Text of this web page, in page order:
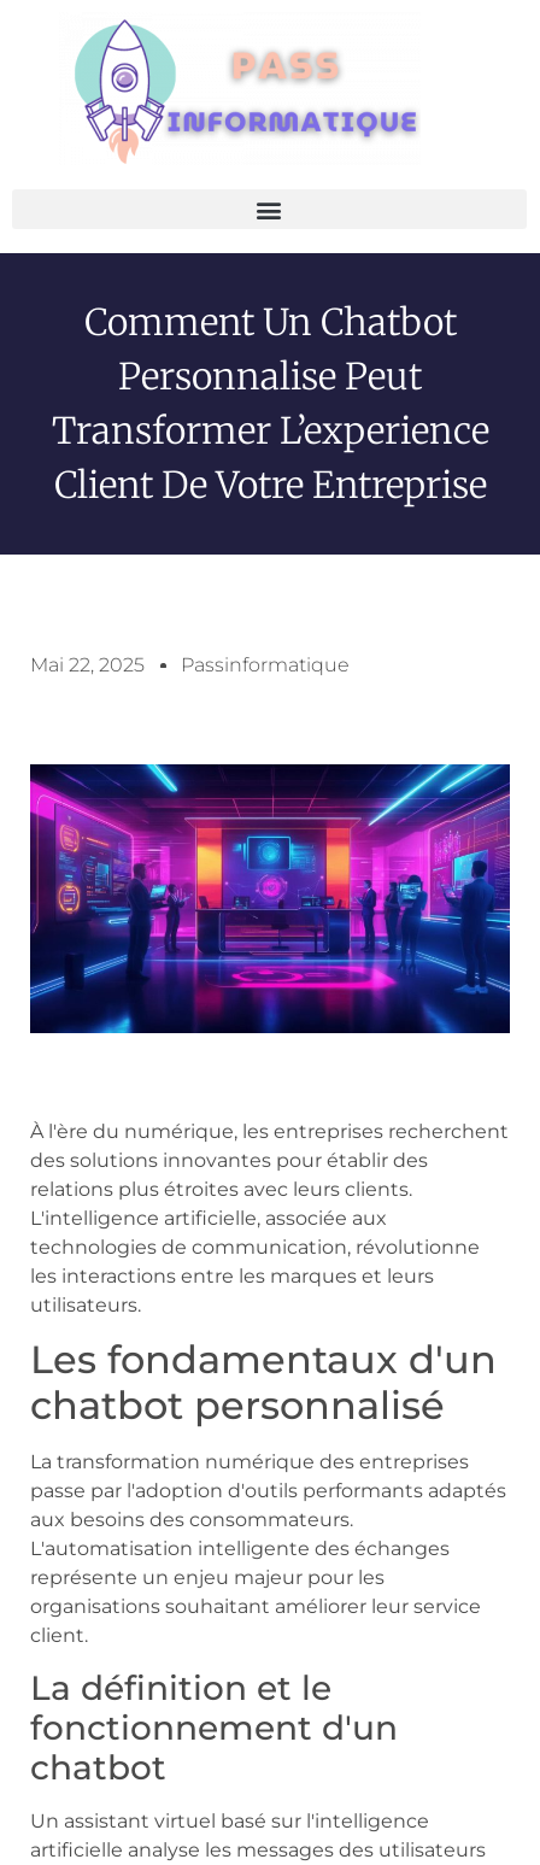
Comment Un Chatbot
Personnalise Peut
Transformer L’experience
Client De Votre Entreprise
Mai 22, 2025 Passinformatique
À l'ère du numérique, les entreprises recherchent
des solutions innovantes pour établir des
relations plus étroites avec leurs clients.
L'intelligence artificielle, associée aux
technologies de communication, révolutionne
les interactions entre les marques et leurs
utilisateurs.
Les fondamentaux d'un
chatbot personnalisé
La transformation numérique des entreprises
passe par l'adoption d'outils performants adaptés
aux besoins des consommateurs.
L'automatisation intelligente des échanges
représente un enjeu majeur pour les
organisations souhaitant améliorer leur service
client.
La définition et le
fonctionnement d'un
chatbot
Un assistant virtuel basé sur l'intelligence
artificielle analyse les messages des utilisateurs